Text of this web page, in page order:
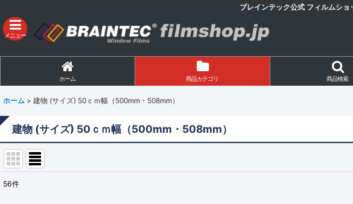
ブレインテック公式 フィルムシ
メニュー
ホーム 商品カテゴリ 商品検索
ホーム > 建物 (サイズ) 50ｃｍ幅（500mm・508mm）
建物 (サイズ) 50ｃｍ幅（500mm・508mm）
56件